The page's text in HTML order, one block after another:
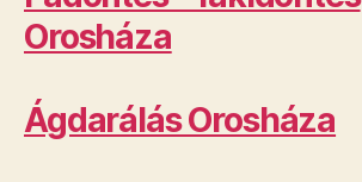
Orosháza
Ágdarálás Orosháza